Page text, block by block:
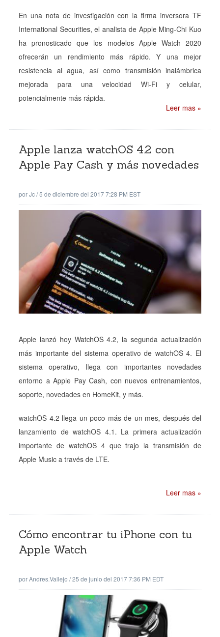
En una nota de investigación con la firma inversora TF
International Securities, el analista de Apple Ming-Chi Kuo
ha pronosticado que los modelos Apple Watch 2020
ofrecerán un rendimiento más rápido. Y una mejor
resistencia al agua, así como transmisión inalámbrica
mejorada para una velocidad Wi-Fi y celular,
potencialmente más rápida.
Leer mas »
Apple lanza watchOS 4.2 con
Apple Pay Cash y más novedades
porJc/5 de diciembre del 2017 7:28 PM EST
Apple lanzó hoy WatchOS 4.2, la segunda actualización
más importante del sistema operativo de watchOS 4. El
sistema operativo, llega con importantes novedades
entorno a Apple Pay Cash, con nuevos entrenamientos,
soporte, novedades en HomeKit, y más.
watchOS 4.2 llega un poco más de un mes, después del
lanzamiento de watchOS 4.1. La primera actualización
importante de watchOS 4 que trajo la transmisión de
Apple Music a través de LTE.
Leer mas »
Cómo encontrar tu iPhone con tu
Apple Watch
porAndres.vallejo /25 de junio del 2017 7:36 PM EDT